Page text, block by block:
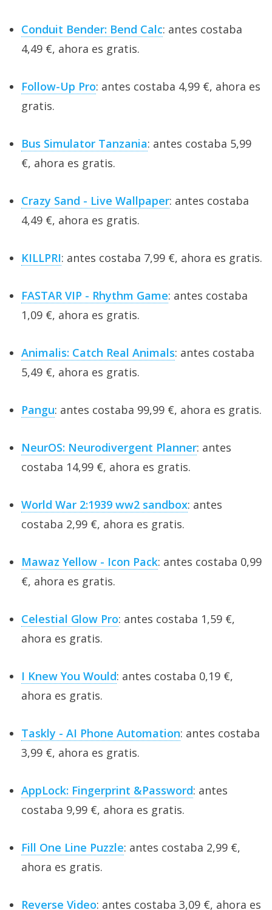
Conduit Bender: Bend Calc: antes costaba
4,49 €, ahora es gratis.
Follow-Up Pro: antes costaba 4,99 €, ahora es
gratis.
Bus Simulator Tanzania: antes costaba 5,99
€, ahora es gratis.
Crazy Sand - Live Wallpaper: antes costaba
4,49 €, ahora es gratis.
KILLPRI: antes costaba 7,99 €, ahora es gratis.
FASTAR VIP - Rhythm Game: antes costaba
1,09 €, ahora es gratis.
Animalis: Catch Real Animals: antes costaba
5,49 €, ahora es gratis.
Pangu: antes costaba 99,99 €, ahora es gratis.
NeurOS: Neurodivergent Planner: antes
costaba 14,99 €, ahora es gratis.
World War 2:1939 ww2 sandbox: antes
costaba 2,99 €, ahora es gratis.
Mawaz Yellow - Icon Pack: antes costaba 0,99
€, ahora es gratis.
Celestial Glow Pro: antes costaba 1,59 €,
ahora es gratis.
I Knew You Would: antes costaba 0,19 €,
ahora es gratis.
Taskly - AI Phone Automation: antes costaba
3,99 €, ahora es gratis.
AppLock: Fingerprint &Password: antes
costaba 9,99 €, ahora es gratis.
Fill One Line Puzzle: antes costaba 2,99 €,
ahora es gratis.
Reverse Video: antes costaba 3,09 €, ahora es